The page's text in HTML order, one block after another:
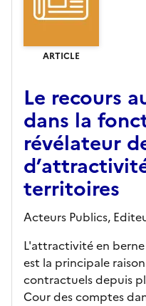
ARTICLE
Le recours
dans la
révélateur
territoires
Acteurs Publics,
L'attractivité en
est la principale
contractuels depuis
Cour des comptes